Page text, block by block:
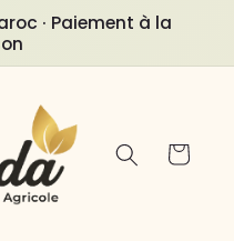
· Paiement à la
Panier